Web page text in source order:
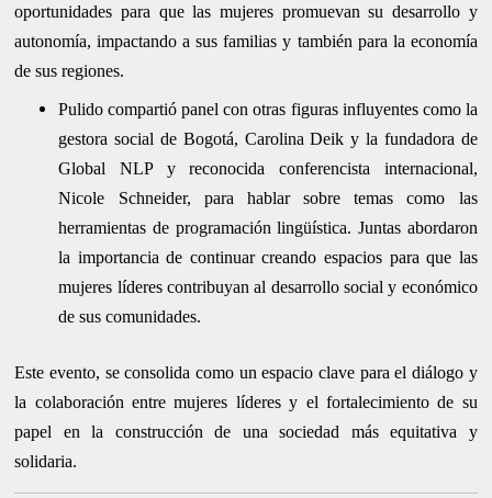
oportunidades para que las mujeres promuevan su desarrollo y
autonomía, impactando a sus familias y también para la economía
de sus regiones.
Pulido compartió panel con otras figuras influyentes como la
gestora social de Bogotá, Carolina Deik y la fundadora de
Global NLP y reconocida conferencista internacional,
Nicole Schneider, para hablar sobre temas como las
herramientas de programación lingüística. Juntas abordaron
la importancia de continuar creando espacios para que las
mujeres líderes contribuyan al desarrollo social y económico
de sus comunidades.
Este evento, se consolida como un espacio clave para el diálogo y
la colaboración entre mujeres líderes y el fortalecimiento de su
papel en la construcción de una sociedad más equitativa y
solidaria.